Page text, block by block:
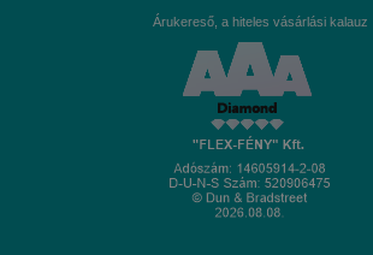
Árukereső, a hiteles vásárlási kalauz